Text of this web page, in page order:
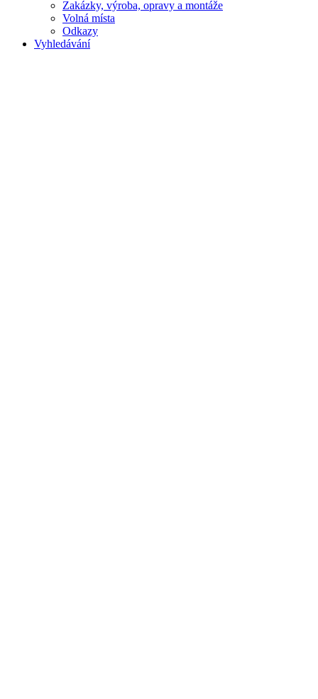
Zakázky, výroba, opravy a montáže
Volná místa
Odkazy
Vyhledávání